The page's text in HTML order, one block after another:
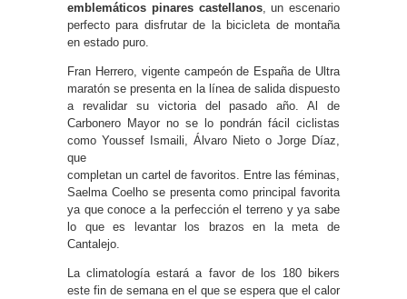
emblemáticos pinares castellanos, un escenario
perfecto para disfrutar de la bicicleta de montaña
en estado puro.
Fran Herrero, vigente campeón de España de Ultra
maratón se presenta en la línea de salida dispuesto
a revalidar su victoria del pasado año. Al de
Carbonero Mayor no se lo pondrán fácil ciclistas
como Youssef Ismaili, Álvaro Nieto o Jorge Díaz,
que
completan un cartel de favoritos. Entre las féminas,
Saelma Coelho se presenta como principal favorita
ya que conoce a la perfección el terreno y ya sabe
lo que es levantar los brazos en la meta de
Cantalejo.
La climatología estará a favor de los 180 bikers
este fin de semana en el que se espera que el calor